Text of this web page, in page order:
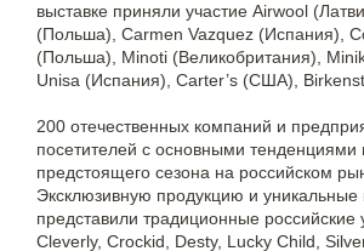
выставке приняли участие Airwool
(Польша), Carmen Vazquez (Испания),
(Польша), Minoti (Великобритания),
Unisa (Испания), Carter’s (США),
200 отечественных компаний и
посетителей с основными тенденциями
предстоящего сезона на российском
Эксклюзивную продукцию и уникальные
представили традиционные российские
Cleverly, Crockid, Desty, Lucky Child,